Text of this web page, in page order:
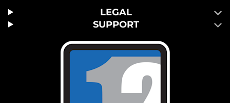
LEGAL
SUPPORT